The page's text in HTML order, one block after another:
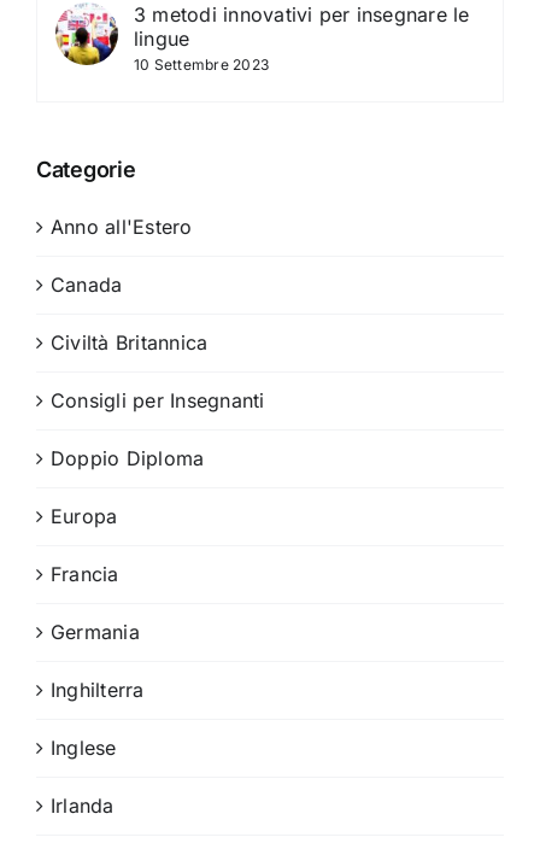
3 metodi innovativi per insegnare le
lingue
10 Settembre 2023
Categorie
Anno all'Estero
Canada
Civiltà Britannica
Consigli per Insegnanti
Doppio Diploma
Europa
Francia
Germania
Inghilterra
Inglese
Irlanda